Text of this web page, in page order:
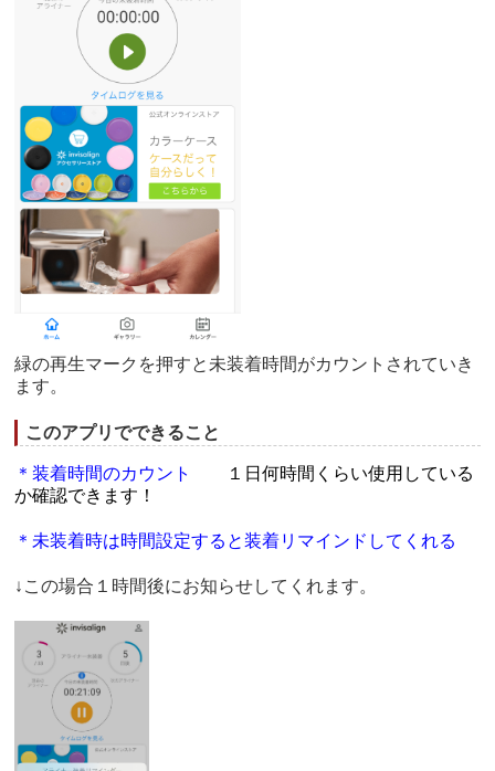
緑の再生マークを押すと未装着時間がカウントされていき
ます。
このアプリでできること
＊装着時間のカウント
１日何時間くらい使用している
か確認できます！
＊未装着時は時間設定すると装着リマインドしてくれる
↓この場合１時間後にお知らせしてくれます。